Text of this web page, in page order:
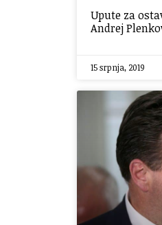
Upute za
Andrej
15 srpnja, 2019